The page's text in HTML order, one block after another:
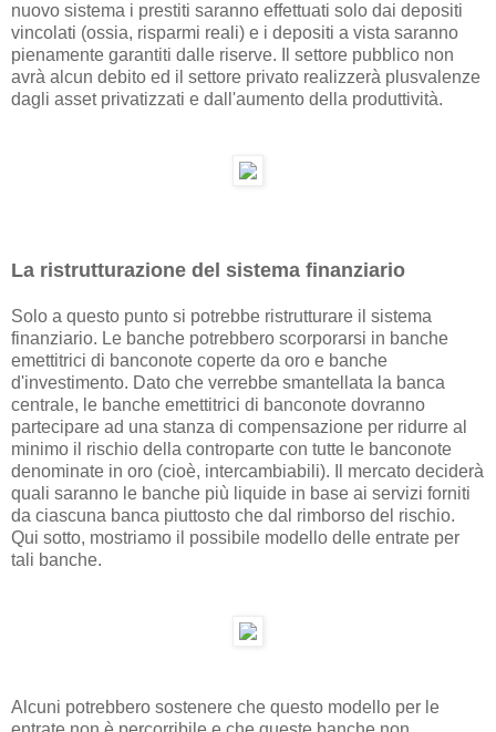
nuovo sistema i prestiti saranno effettuati solo dai depositi
vincolati (ossia, risparmi reali) e i depositi a vista saranno
pienamente garantiti dalle riserve. Il settore pubblico non
avrà alcun debito ed il settore privato realizzerà plusvalenze
dagli asset privatizzati e dall'aumento della produttività.
La ristrutturazione del sistema finanziario
Solo a questo punto si potrebbe ristrutturare il sistema
finanziario. Le banche potrebbero scorporarsi in banche
emettitrici di banconote coperte da oro e banche
d'investimento. Dato che verrebbe smantellata la banca
centrale, le banche emettitrici di banconote dovranno
partecipare ad una stanza di compensazione per ridurre al
minimo il rischio della controparte con tutte le banconote
denominate in oro (cioè, intercambiabili). Il mercato deciderà
quali saranno le banche più liquide in base ai servizi forniti
da ciascuna banca piuttosto che dal rimborso del rischio.
Qui sotto, mostriamo il possibile modello delle entrate per
tali banche.
Alcuni potrebbero sostenere che questo modello per le